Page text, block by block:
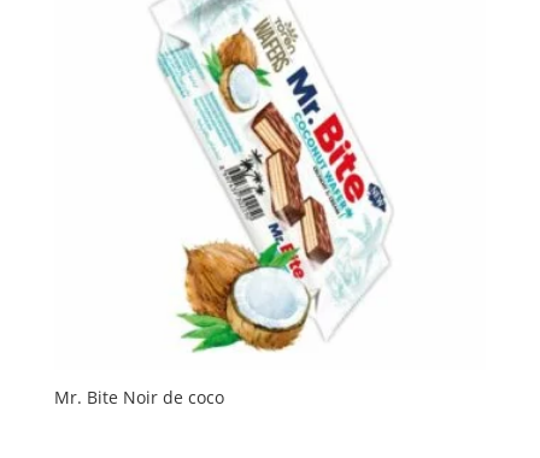
Mr. Bite Noir de coco